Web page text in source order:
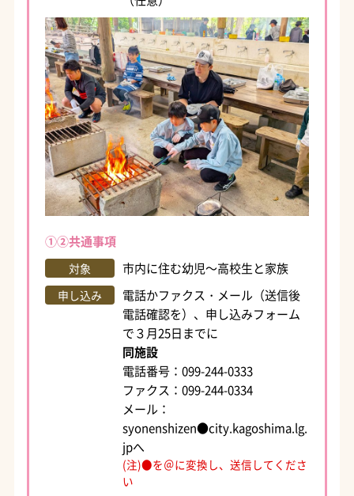
①②共通事項
対象 市内に住む幼児～高校生と家族
申し込み
電話かファクス・メール（送信後
電話確認を）、申し込みフォーム
で３月25日までに
同施設
電話番号：099-244-0333
ファクス：099-244-0334
メール：
syonenshizen●city.kagoshima.lg.
jpへ
(注)●を＠に変換し、送信してくださ
い